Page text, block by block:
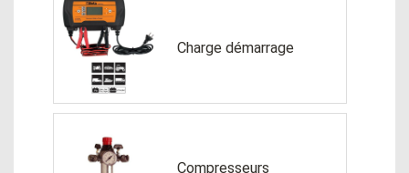
Charge démarrage
Compresseurs